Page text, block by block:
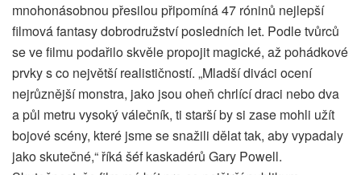
mnohonásobnou přesilou připomíná 47 róninů nejlepší
filmová fantasy dobrodružství posledních let. Podle tvůrců
se ve filmu podařilo skvěle propojit magické, až pohádkové
prvky s co největší realističností. „Mladší diváci ocení
nejrůznější monstra, jako jsou oheň chrlící draci nebo dva
a půl metru vysoký válečník, ti starší by si zase mohli užít
bojové scény, které jsme se snažili dělat tak, aby vypadaly
jako skutečné,“ říká šéf kaskadérů Gary Powell.